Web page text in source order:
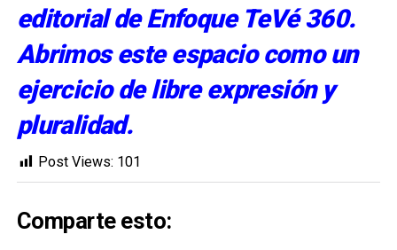
editorial de Enfoque TeVé 360.
Abrimos este espacio como un
ejercicio de libre expresión y
pluralidad.
Post Views: 101
Comparte esto: